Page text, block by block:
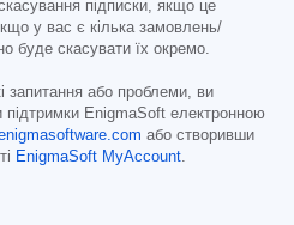
підписки, якщо це
у вас є кілька замовлень/
буде скасувати їх окремо.
запитання або проблеми, ви
EnigmaSoft електронною
або створивши
EnigmaSoft MyAccount